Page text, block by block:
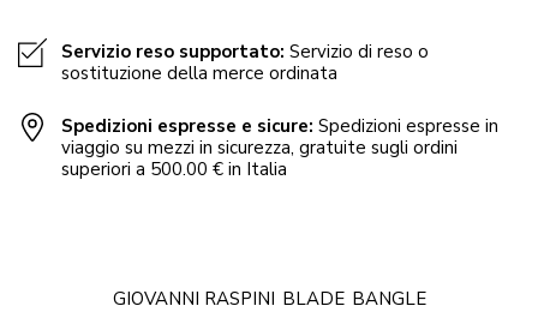
Servizio reso supportato: Servizio di reso o
sostituzione della merce ordinata
Spedizioni espresse e sicure: Spedizioni espresse in
viaggio su mezzi in sicurezza, gratuite sugli ordini
superiori a 500.00 € in Italia
GIOVANNI RASPINI BLADE BANGLE